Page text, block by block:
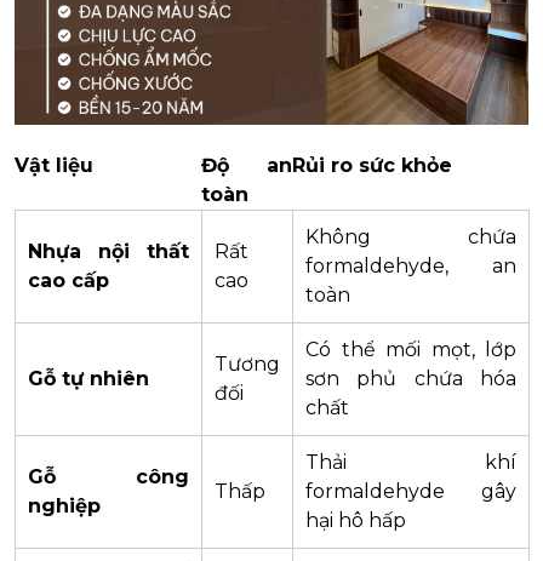
Vật liệu
Độ an
toàn
Rủi ro sức khỏe
Nhựa nội thất
cao cấp
Rất
cao
Không chứa
formaldehyde, an
toàn
Gỗ tự nhiên
Tương
đối
Có thể mối mọt, lớp
sơn phủ chứa hóa
chất
Gỗ công
nghiệp
Thấp
Thải khí
formaldehyde gây
hại hô hấp